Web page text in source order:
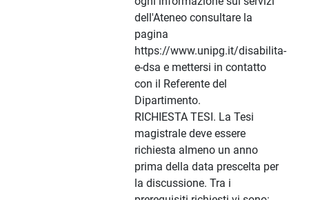
dell'Ateneo consultare la
pagina
https://www.unipg.it/disabilita-
e-dsa e mettersi in contatto
con il Referente del
Dipartimento.
RICHIESTA TESI. La Tesi
magistrale deve essere
richiesta almeno un anno
prima della data prescelta per
la discussione. Tra i